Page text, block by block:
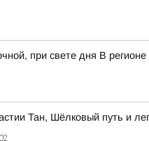
при свете дня В
Тан, Шёлковый путь и